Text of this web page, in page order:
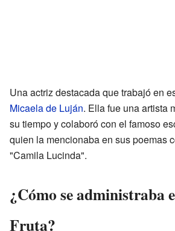
Una actriz destacada que trabajó en
Micaela de Luján. Ella fue una artista
su tiempo y colaboró con el famoso
quien la mencionaba en sus poemas
"Camila Lucinda".
¿Cómo se administraba
Fruta?